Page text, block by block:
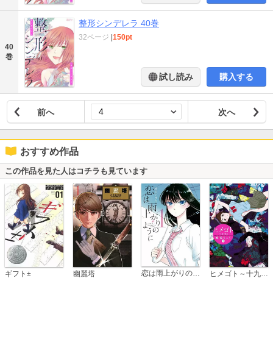
40
巻
整形シンデレラ 40巻
32ページ 150pt
試し読み 購入する
前へ 次へ
おすすめ作品
この作品を見た人はコチラも見ています
ギフト± 幽麗塔 恋は雨上がりのように